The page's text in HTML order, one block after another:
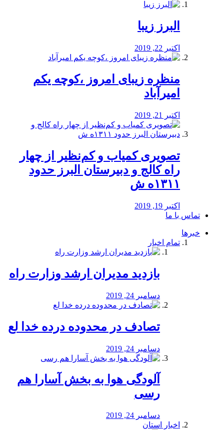
البرز زیبا
اکتبر 22, 2019
منظره‌‌ زیبای امروز ،کوچه یکم
امیرآباد
اکتبر 21, 2019
️تصویری کمیاب و کم‌نظیر از چهار
راه كالج و دبيرستان البرز حدود
۱۳۱۱ه ش
اکتبر 19, 2019
تماس با ما
خبرها
تمام اخبار
بازدید مدیران ارشد وزارت راه
دسامبر 24, 2019
تصادف در محدوده درده خدا لع
دسامبر 24, 2019
آلودگی هوا به بخش آسارا هم
رسی
دسامبر 24, 2019
اخبار استان